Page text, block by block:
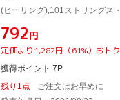
¥792円
定価より1,282円（61%）おトク
獲得ポイント 7P
残り1点
ご注文はお早めに